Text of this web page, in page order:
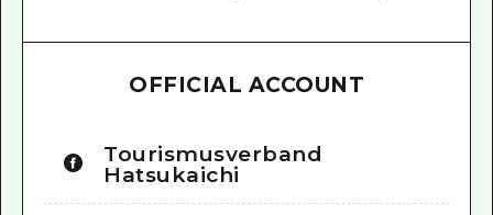
OFFICIAL ACCOUNT
Tourismusverband
Hatsukaichi